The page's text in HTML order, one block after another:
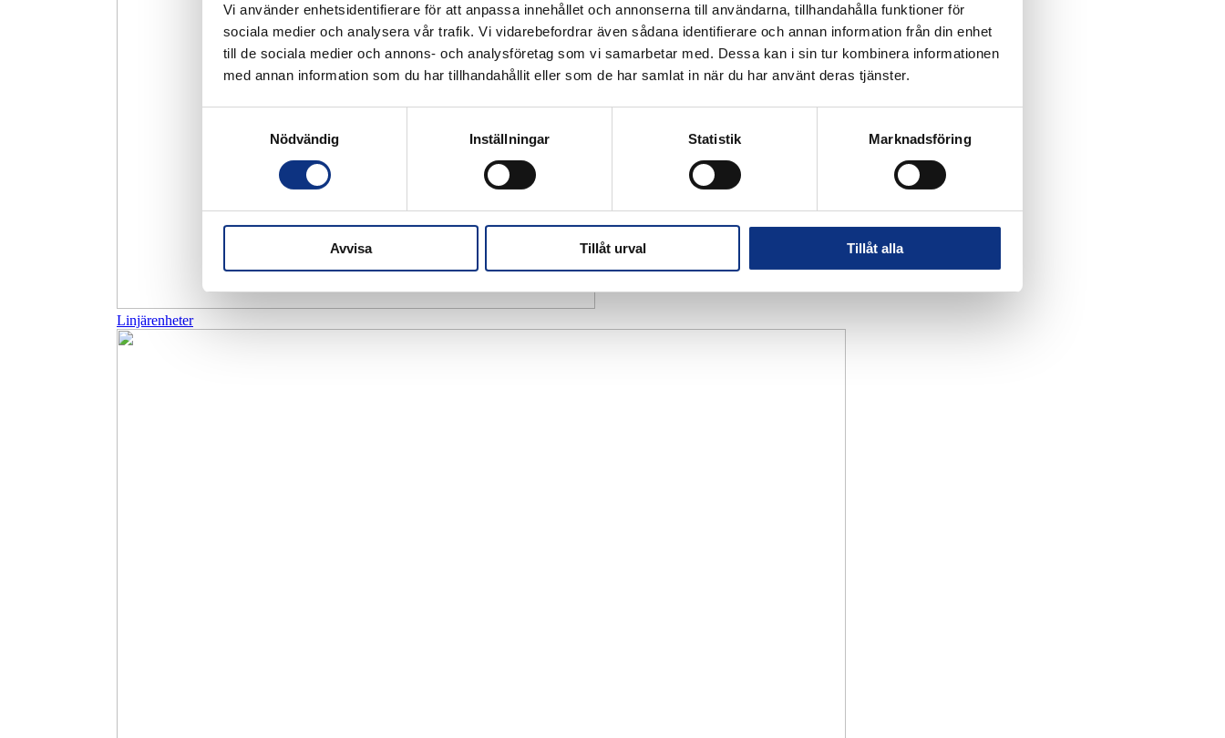
Vi använder enhetsidentifierare för att anpassa innehållet och annonserna till användarna, tillhandahålla funktioner för
sociala medier och analysera vår trafik. Vi vidarebefordrar även sådana identifierare och annan information från din enhet
till de sociala medier och annons- och analysföretag som vi samarbetar med. Dessa kan i sin tur kombinera informationen
med annan information som du har tillhandahållit eller som de har samlat in när du har använt deras tjänster.
Nödvändig
Inställningar Statistik Marknadsföring
Avvisa Tillåt urval Tillåt alla
Linjärenheter